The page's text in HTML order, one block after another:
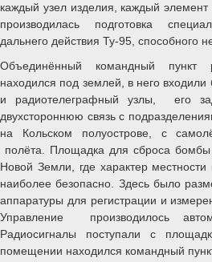
каждый узел изделия, каждый
производилась подготовка
дальнего действия Ту-95, способного
Объединённый командный пункт
находился под землей, в него
и радиотелеграфный узлы, его
двухстороннюю связь с
на Кольском полуострове, с
полёта. Площадка для сброса
Новой Земли, где характер местности
наиболее безопасно. Здесь было
аппаратуры для регистрации и
Управление производилось
Радиосигналы поступали с
помещении находился командный